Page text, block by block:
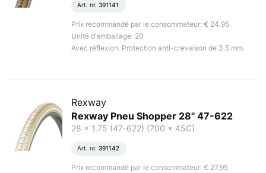
Art. nr. 391141
Prix recommandé par le consommateur: € 24,95
Unité d'emballage: 20
Avec réflexion. Protection anti-crevaison de 3.5 mm.
Rexway
Rexway Pneu Shopper 28" 47-622
28 x 1.75 (47-622) (700 x 45C)
Art. nr. 391142
Prix recommandé par le consommateur: € 27,95